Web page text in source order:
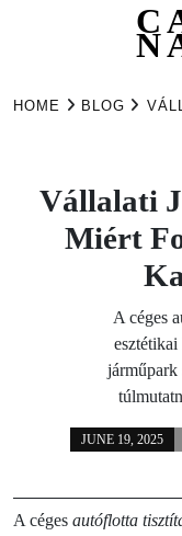
HOME BLOG
Vállalati
Miért
A céges
járműpark
JUNE 19, 2025
A céges autóflotta